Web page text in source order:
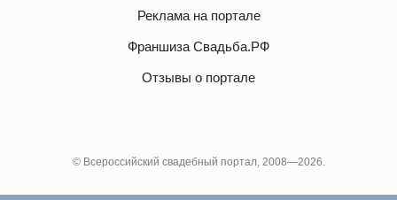
Реклама на портале
Франшиза Свадьба.РФ
Отзывы о портале
© Всероссийский свадебный портал, 2008—2026.